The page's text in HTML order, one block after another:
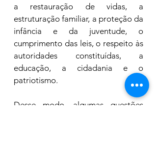
a restauração de vidas, a
estruturação familiar, a proteção da
infância e da juventude, o
cumprimento das leis, o respeito às
autoridades constituídas, a
educação, a cidadania e o
patriotismo.
Desse modo, algumas questões